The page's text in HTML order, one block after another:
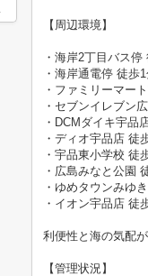
【周辺環境】
・海岸2丁目バス停
・海岸通電停 徒歩1
・ファミリーマー
・セブンイレブン
・DCMダイキ宇品
・ディオ宇品店 徒
・宇品東小学校 徒
・広島みなと公園
・ゆめタウンみゆ
・イオン宇品店 徒
利便性と海の気配
【管理状況】